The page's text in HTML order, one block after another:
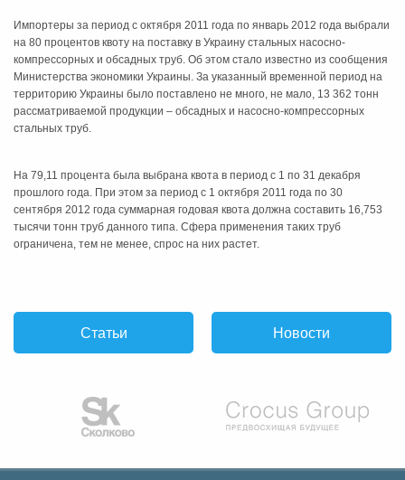
Импортеры за период с октября 2011 года по январь 2012 года выбрали
на 80 процентов квоту на поставку в Украину стальных насосно-
компрессорных и обсадных труб. Об этом стало известно из сообщения
Министерства экономики Украины. За указанный временной период на
территорию Украины было поставлено не много, не мало, 13 362 тонн
рассматриваемой продукции – обсадных и насосно-компрессорных
стальных труб.
На 79,11 процента была выбрана квота в период с 1 по 31 декабря
прошлого года. При этом за период с 1 октября 2011 года по 30
сентября 2012 года суммарная годовая квота должна составить 16,753
тысячи тонн труб данного типа. Сфера применения таких труб
ограничена, тем не менее, спрос на них растет.
Статьи Новости